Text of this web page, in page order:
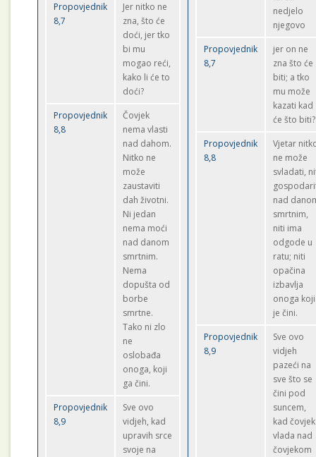
Propovjednik
8,7
Jer nitko ne
zna, što će
doći, jer tko
bi mu
mogao reći,
kako li će to
doći?
Propovjednik
8,8
Čovjek
nema vlasti
nad dahom.
Nitko ne
može
zaustaviti
dah životni.
Ni jedan
nema moći
nad danom
smrtnim.
Nema
dopušta od
borbe
smrtne.
Tako ni zlo
ne
oslobađa
onoga, koji
ga čini.
Propovjednik
8,9
Sve ovo
vidjeh, kad
upravih srce
svoje na
nedjelo
njegovo
Propovjednik
8,7
jer on ne
zna što će
biti; a tko
mu može
kazati kad
će što biti?
Propovjednik
8,8
Vjetar
ne može
svladati,
nad
smrtnim,
niti ima
odgode u
ratu; niti
opačina
izbavlja
onoga koji
je čini.
Propovjednik
8,9
Sve ovo
vidjeh
pazeći na
sve što se
čini pod
suncem,
kad čovjek
vlada nad
čovjekom